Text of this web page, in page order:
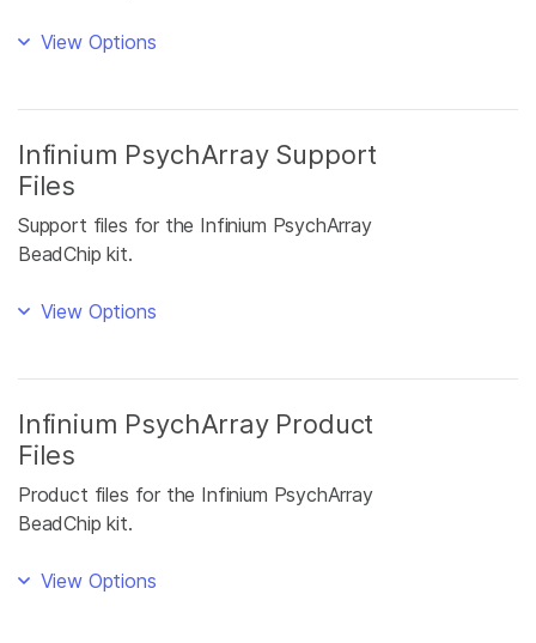
View Options
Infinium PsychArray Support
Files
Support files for the Infinium PsychArray
BeadChip kit.
View Options
Infinium PsychArray Product
Files
Product files for the Infinium PsychArray
BeadChip kit.
View Options